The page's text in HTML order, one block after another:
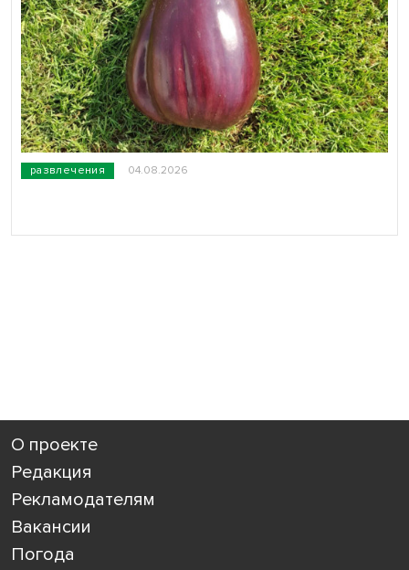
развлечения 04.08.2026
О проекте
Редакция
Рекламодателям
Вакансии
Погода